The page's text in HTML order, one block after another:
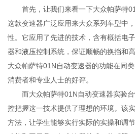
首先，让我们来看一下大众帕萨特
这款变速器广泛应用来大众系列车型中
性。它应用了先进的技术，含有概括电
器和液压控制系统，保证顺畅的换挡和
大众帕萨特01N自动变速器的功能在同
消费者和专业人士的好评。
而大众帕萨特01N自动变速器实验台
控把握这一技术提供了理想的环境。该
方法，让学生能够实行实际的实操和调